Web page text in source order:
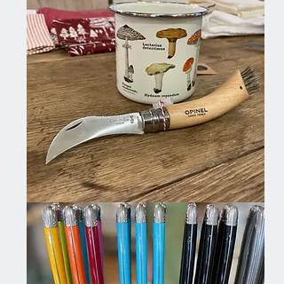
Mushroom
knife